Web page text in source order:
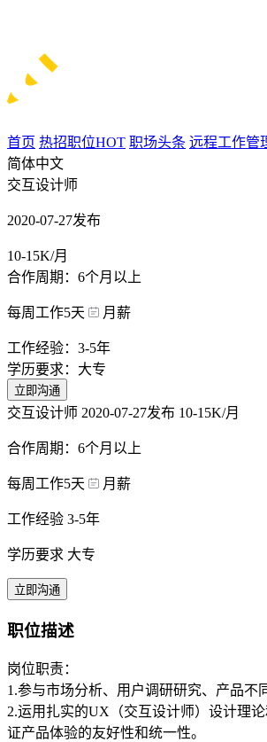
首页 热招职位HOT 职场头条 远程工作管
简体中文
交互设计师
2020-07-27发布
10-15K/月
合作周期：6个月以上
每周工作5天 月薪
工作经验：3-5年
学历要求：大专
立即沟通
交互设计师 2020-07-27发布 10-15K/月
合作周期：6个月以上
每周工作5天 月薪
工作经验 3-5年
学历要求 大专
立即沟通
职位描述
岗位职责：
1.参与市场分析、用户调研研究、产品不
2.运用扎实的UX（交互设计师）设计理
证产品体验的友好性和统一性。